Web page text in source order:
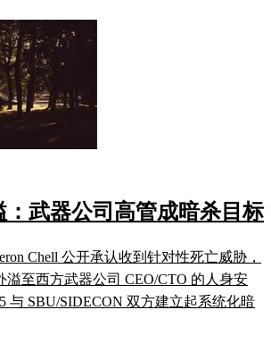
：武器公司高管成暗杀目标
Chell 公开承认收到针对性死亡威胁，
溢至西方武器公司 CEO/CTO 的人身安
与 SBU/SIDECON 双方建立起系统化暗